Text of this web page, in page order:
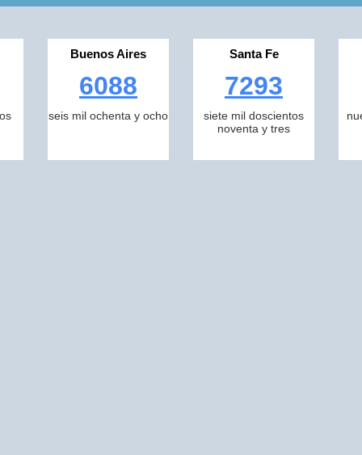
Buenos Aires
6088
seis mil ochenta y ocho
Santa Fe
7293
siete mil doscientos
noventa y tres